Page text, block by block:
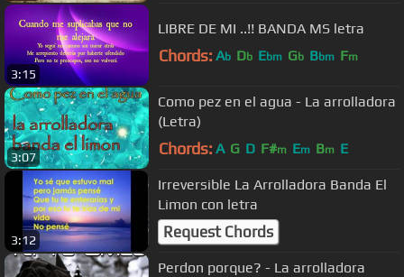
3:15
LIBRE DE MI ..!! BANDA MS letra
Chords: Ab Db Ebm Gb Bbm Fm
3:07
Como pez en el agua - La arrolladora
(Letra)
Chords: A G D F#m Em Bm E
3:12
Irreversible La Arrolladora Banda El
Limon con letra
Request Chords
Perdon porque? - La arrolladora